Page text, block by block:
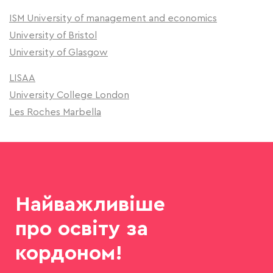
ISM University of management and economics
University of Bristol
University of Glasgow
LISAA
University College London
Les Roches Marbella
Найважливіше
про освіту за
кордоном!